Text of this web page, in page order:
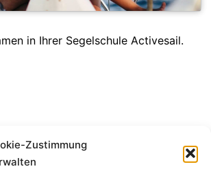
Zustimmung
in Ihrer Segelschule Activesail.